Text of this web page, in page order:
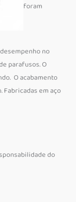
foram
no
parafusos. O
O acabamento
em aço
do